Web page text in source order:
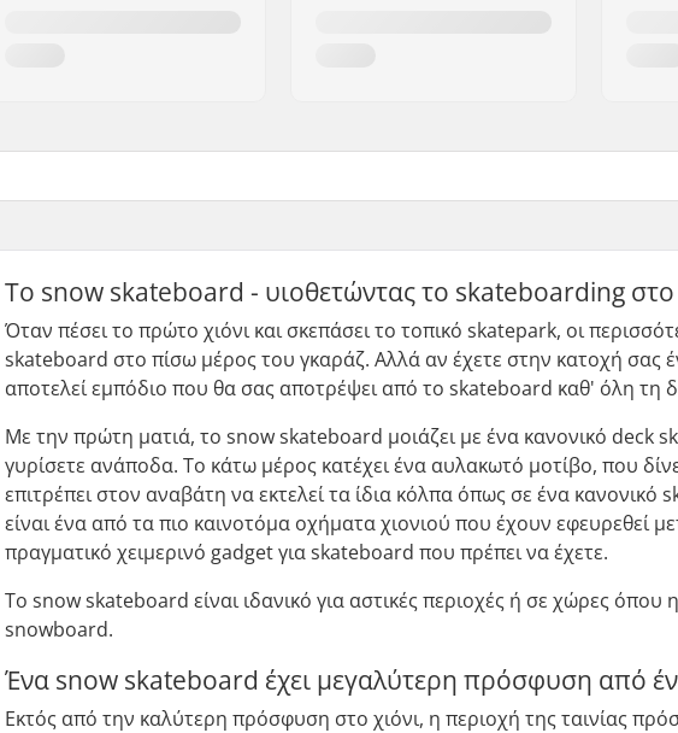
Το snow skateboard - υιοθετώντας το skateboarding στο
Όταν πέσει το πρώτο χιόνι και σκεπάσει το τοπικό skatepark, οι
skateboard στο πίσω μέρος του γκαράζ. Αλλά αν έχετε στην κατοχή σας
αποτελεί εμπόδιο που θα σας αποτρέψει από το skateboard καθ' όλη τη
Με την πρώτη ματιά, το snow skateboard μοιάζει με ένα κανονικό deck
γυρίσετε ανάποδα. Το κάτω μέρος κατέχει ένα αυλακωτό μοτίβο, που
επιτρέπει στον αναβάτη να εκτελεί τα ίδια κόλπα όπως σε ένα
είναι ένα από τα πιο καινοτόμα οχήματα χιονιού που έχουν εφευρεθεί
πραγματικό χειμερινό gadget για skateboard που πρέπει να έχετε.
Το snow skateboard είναι ιδανικό για αστικές περιοχές ή σε χώρες
snowboard.
Ένα snow skateboard έχει μεγαλύτερη πρόσφυση από
Εκτός από την καλύτερη πρόσφυση στο χιόνι, η περιοχή της ταινίας